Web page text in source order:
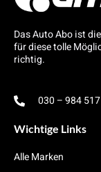
Das Auto Abo ist
für diese tolle
richtig.
030 – 984
Wichtige Links
Alle Marken